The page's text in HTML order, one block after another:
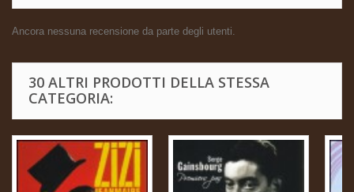
Ancora nessuna recensione da parte degli utenti.
30 ALTRI PRODOTTI DELLA STESSA
CATEGORIA: